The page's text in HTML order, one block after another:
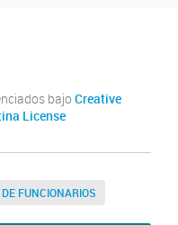
bajo Creative
License
FUNCIONARIOS